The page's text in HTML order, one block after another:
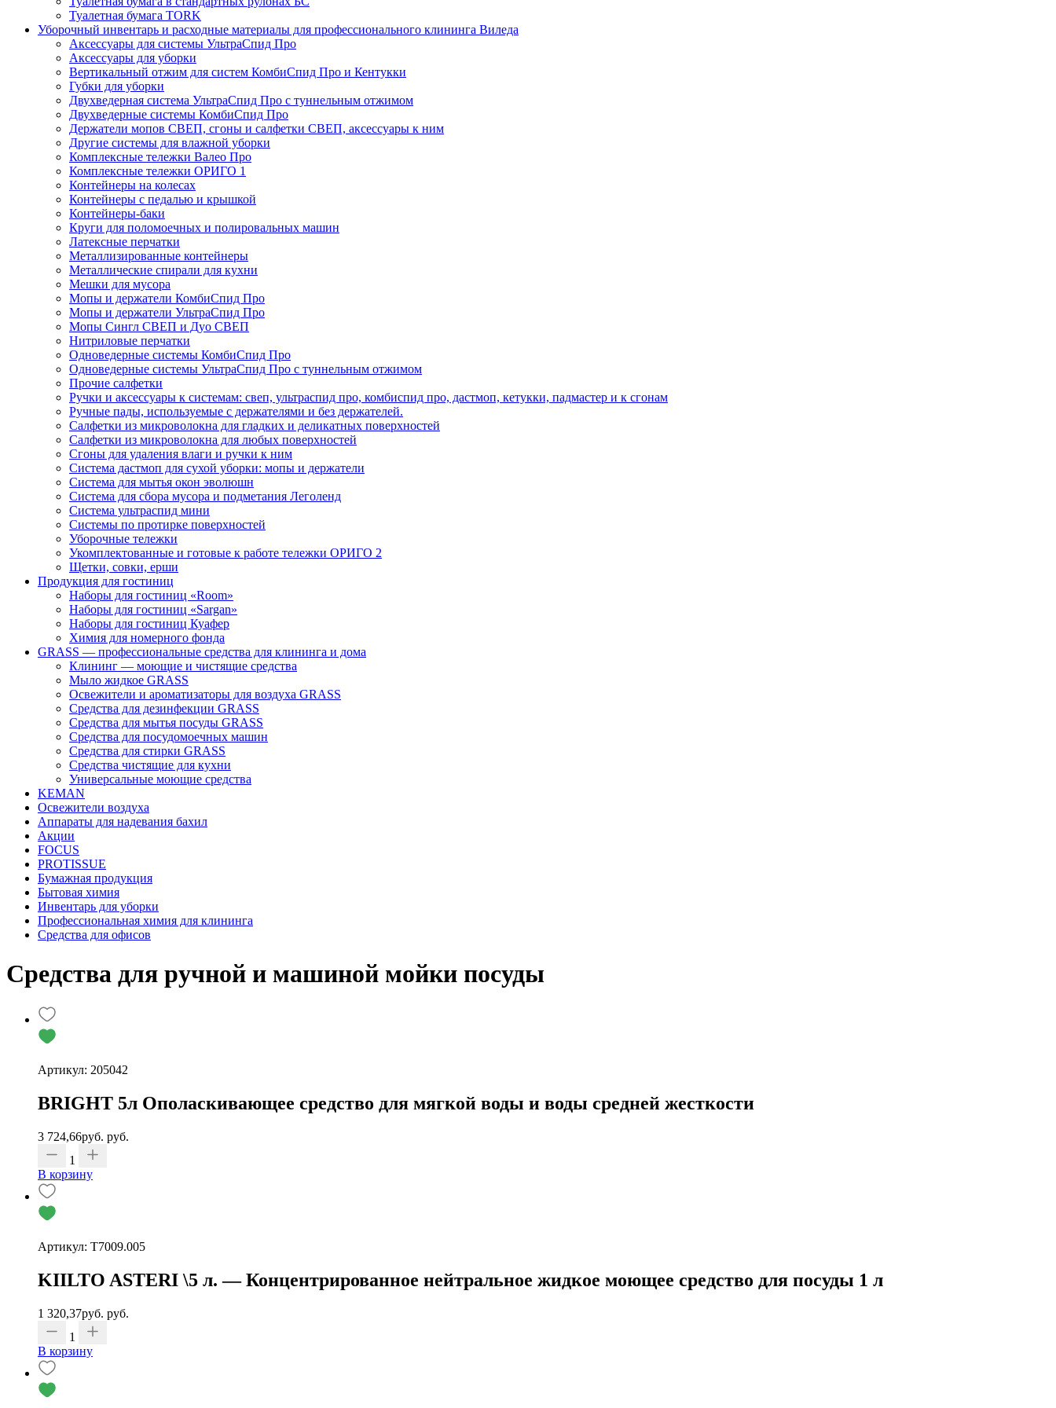
Туалетная бумага TORK
Уборочный инвентарь и расходные материалы для профессионального клининга Виледа
Аксессуары для системы УльтраСпид Про
Аксессуары для уборки
Вертикальный отжим для систем КомбиСпид Про и Кентукки
Губки для уборки
Двухведерная система УльтраСпид Про с туннельным отжимом
Двухведерные системы КомбиСпид Про
Держатели мопов СВЕП, сгоны и салфетки СВЕП, аксессуары к ним
Другие системы для влажной уборки
Комплексные тележки Валео Про
Комплексные тележки ОРИГО 1
Контейнеры на колесах
Контейнеры с педалью и крышкой
Контейнеры-баки
Круги для поломоечных и полировальных машин
Латексные перчатки
Металлизированные контейнеры
Металлические спирали для кухни
Мешки для мусора
Мопы и держатели КомбиСпид Про
Мопы и держатели УльтраСпид Про
Мопы Сингл СВЕП и Дуо СВЕП
Нитриловые перчатки
Одноведерные системы КомбиСпид Про
Одноведерные системы УльтраСпид Про с туннельным отжимом
Прочие салфетки
Ручки и аксессуары к системам: свеп, ультраспид про, комбиспид про, дастмоп, кетукки, падмастер и к сгонам
Ручные пады, используемые с держателями и без держателей.
Салфетки из микроволокна для гладких и деликатных поверхностей
Салфетки из микроволокна для любых поверхностей
Сгоны для удаления влаги и ручки к ним
Система дастмоп для сухой уборки: мопы и держатели
Система для мытья окон эволюшн
Система для сбора мусора и подметания Леголенд
Система ультраспид мини
Системы по протирке поверхностей
Уборочные тележки
Укомплектованные и готовые к работе тележки ОРИГО 2
Щетки, совки, ерши
Продукция для гостиниц
Наборы для гостиниц «Room»
Наборы для гостиниц «Sargan»
Наборы для гостиниц Куафер
Химия для номерного фонда
GRASS — профессиональные средства для клининга и дома
Клининг — моющие и чистящие средства
Мыло жидкое GRASS
Освежители и ароматизаторы для воздуха GRASS
Средства для дезинфекции GRASS
Средства для мытья посуды GRASS
Средства для посудомоечных машин
Средства для стирки GRASS
Средства чистящие для кухни
Универсальные моющие средства
KEMAN
Освежители воздуха
Аппараты для надевания бахил
Акции
FOCUS
PROTISSUE
Бумажная продукция
Бытовая химия
Инвентарь для уборки
Профессиональная химия для клининга
Средства для офисов
Средства для ручной и машиной мойки посуды
Артикул: 205042
BRIGHT 5л Ополаскивающее средство для мягкой воды и воды средней жесткости
3 724,66руб. руб.
1
В корзину
Артикул: T7009.005
KIILTO ASTERI \5 л. — Концентрированное нейтральное жидкое моющее средство для посуды 1 л
1 320,37руб. руб.
1
В корзину